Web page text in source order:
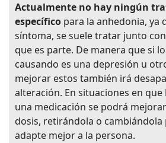
Actualmente no hay ningún
específico para la anhedonia, ya
síntoma, se suele tratar junto
que es parte. De manera que si
causando es una depresión u
mejorar estos también irá
alteración. En situaciones en que
una medicación se podrá
dosis, retirándola o
adapte mejor a la persona.